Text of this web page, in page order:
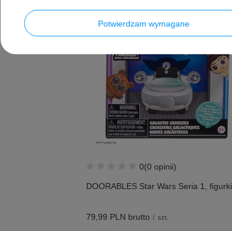
0(0 opinii)
DOORABLES Star Wars Seria 1, figurki
79,99 PLN brutto / szt.
Potwierdzam wymagane